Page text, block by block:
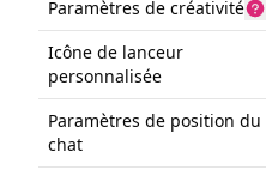
Paramètres de créativité
Icône de lanceur
personnalisée
Paramètres de position du
chat